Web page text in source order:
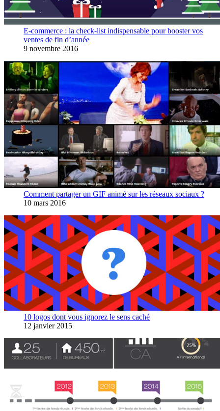
E-commerce : la check-list indispensable pour booster vos
ventes de fin d’année
9 novembre 2016
Comment partager un GIF animé sur les réseaux sociaux ?
10 mars 2016
10 logos dont vous ignorez le sens caché
12 janvier 2015